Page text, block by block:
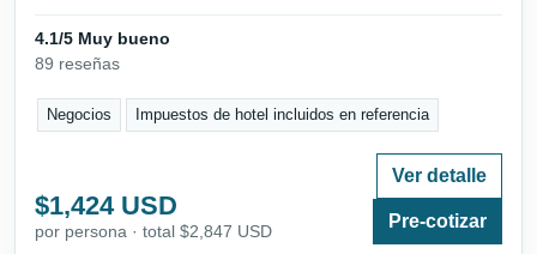
4.1/5 Muy bueno
89 reseñas
Negocios Impuestos de hotel incluidos en referencia
$1,424 USD
por persona · total $2,847 USD
Ver detalle
Pre-cotizar